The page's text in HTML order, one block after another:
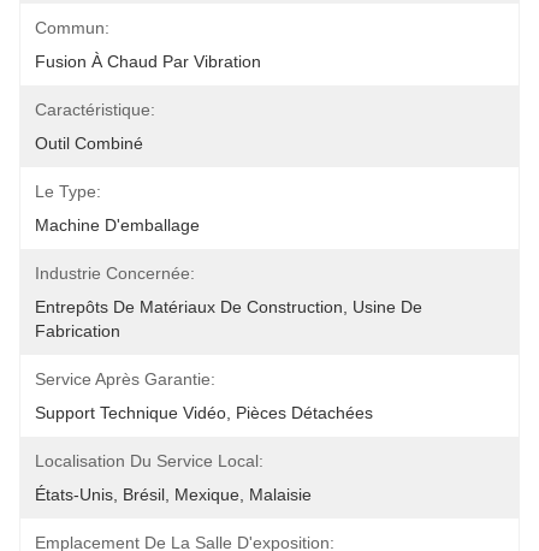
Commun:
Fusion À Chaud Par Vibration
Caractéristique:
Outil Combiné
Le Type:
Machine D'emballage
Industrie Concernée:
Entrepôts De Matériaux De Construction, Usine De
Fabrication
Service Après Garantie:
Support Technique Vidéo, Pièces Détachées
Localisation Du Service Local:
États-Unis, Brésil, Mexique, Malaisie
Emplacement De La Salle D'exposition: